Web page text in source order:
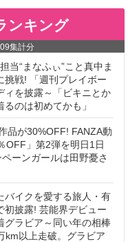
ンキング
集計分
当“まなふぃ”こと真中ま
挑戦! 「週刊プレイボー
ィを披露～「ビキニとか
のは初めてかも」
品が30%OFF! FANZA動
OFF」第2弾を明日1日
ーンガールは田野憂さ
バイクを愛する旅人・有
初披露! 芸能界デビュー
グラビア～同い年の相棒
km以上走破。グラビア